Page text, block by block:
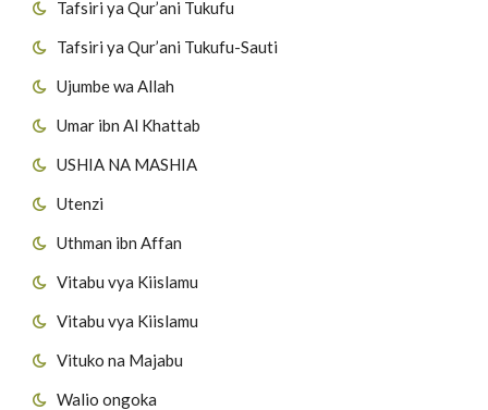
Tafsiri ya Qur’ani Tukufu
Tafsiri ya Qur’ani Tukufu-Sauti
Ujumbe wa Allah
Umar ibn Al Khattab
USHIA NA MASHIA
Utenzi
Uthman ibn Affan
Vitabu vya Kiislamu
Vitabu vya Kiislamu
Vituko na Majabu
Walio ongoka